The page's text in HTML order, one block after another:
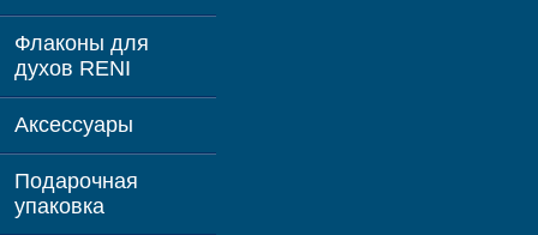
Флаконы для
духов RENI
Аксессуары
Подарочная
упаковка